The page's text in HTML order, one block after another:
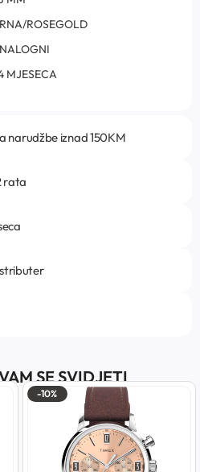
ROSEGOLD
MJESECA
narudžbe iznad 150KM
rata
SE SVIDJETI
-10%